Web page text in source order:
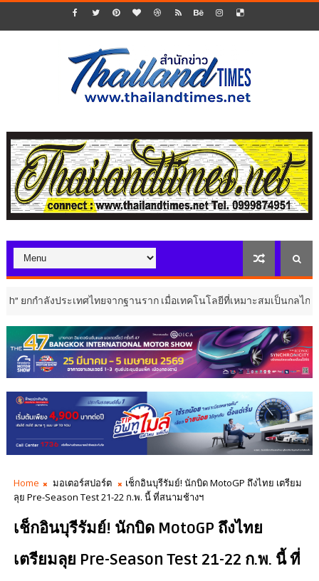
ระเทศไทยจากฐานราก เมื่อเทคโนโลยีที่เหมาะสมเป็นกลไกยกระดับทุนมนุ
Home มอเตอร์สปอร์ต
เช็กอินบุรีรัมย์! นักบิด MotoGP ถึงไทย เตรียม
ลุย Pre-Season Test 21-22 ก.พ. นี้ ที่สนามช้างฯ
เช็กอินบุรีรัมย์! นักบิด MotoGP ถึงไทย
เตรียมลุย Pre-Season Test 21-22 ก.พ. นี้ ที่